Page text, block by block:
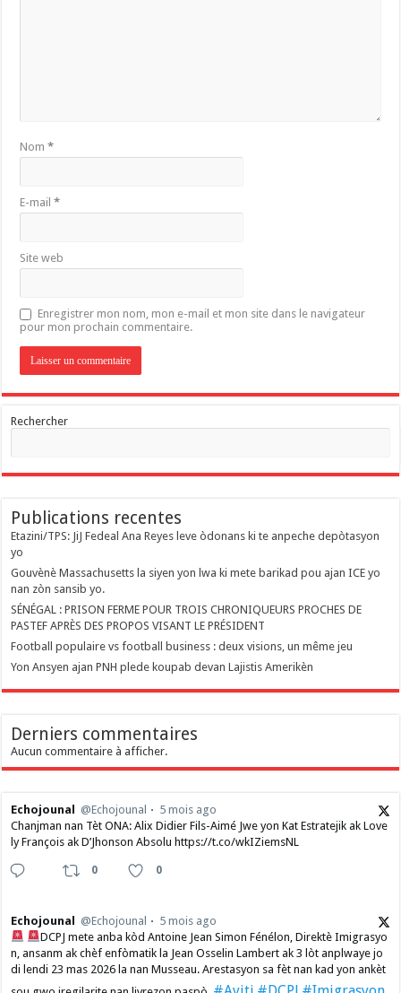
Nom*
E-mail*
Site web
Enregistrer mon nom, mon e-mail et mon site dans le navigateur
pour mon prochain commentaire.
Rechercher
Publications recentes
Etazini/TPS: JiJ Fedeal Ana Reyes leve òdonans ki te anpeche depòtasyon
yo
Gouvènè Massachusetts la siyen yon lwa ki mete barikad pou ajan ICE yo
nan zòn sansib yo.
SÉNÉGAL : PRISON FERME POUR TROIS CHRONIQUEURS PROCHES DE
PASTEF APRÈS DES PROPOS VISANT LE PRÉSIDENT
Football populaire vs football business : deux visions, un même jeu
Yon Ansyen ajan PNH plede koupab devan Lajistis Amerikèn
Derniers commentaires
Aucun commentaire à afficher.
Echojounal @Echojounal
5 mois ago
Chanjman nan Tèt ONA: Alix Didier Fils-Aimé Jwe yon Kat Estratejik ak Love
ly François ak D’Jhonson Absolu https://t.co/wkIZiemsNL
0 0
Echojounal @Echojounal
5 mois ago
DCPJ mete anba kòd Antoine Jean Simon Fénélon, Direktè Imigrasyo
n, ansanm ak chèf enfòmatik la Jean Osselin Lambert ak 3 lòt anplwaye jo
di lendi 23 mas 2026 la nan Musseau. Arestasyon sa fèt nan kad yon ankèt